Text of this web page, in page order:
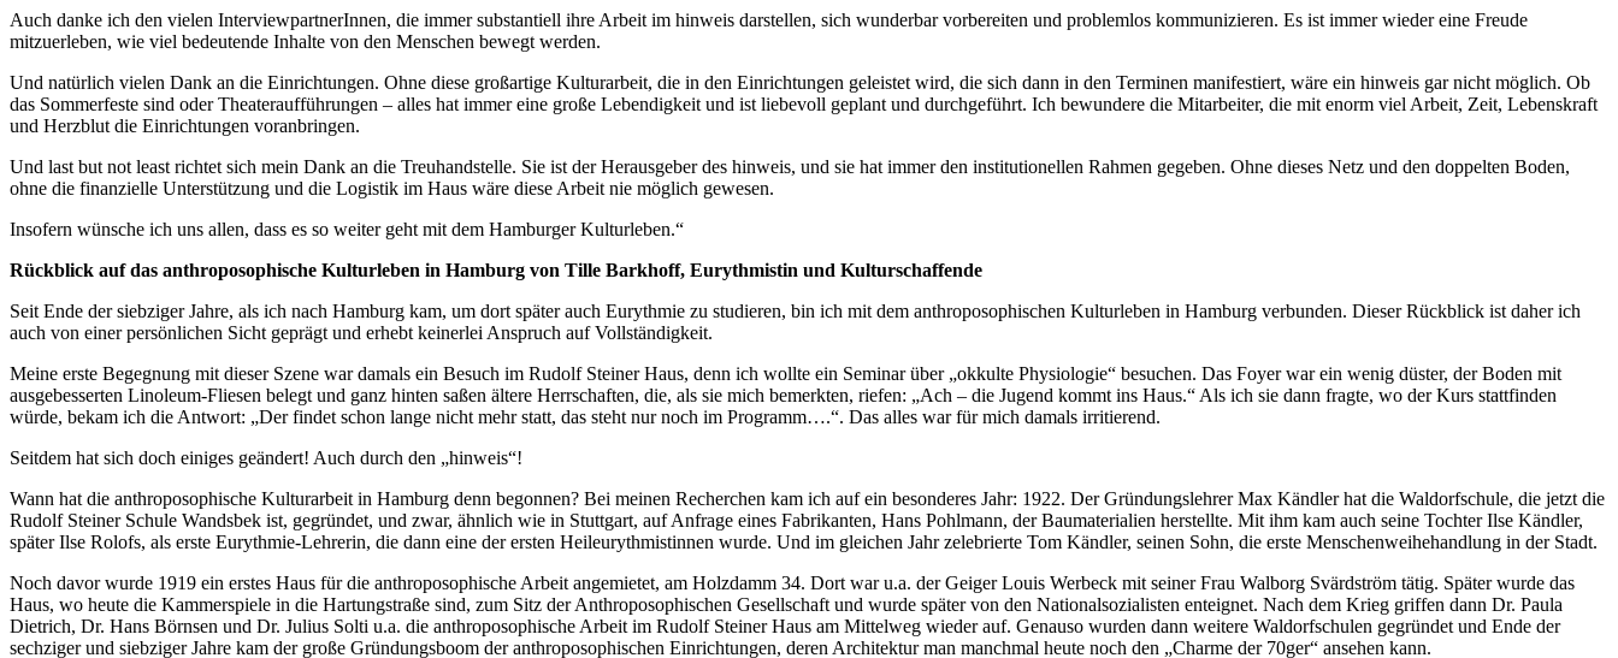
Auch danke ich den vielen InterviewpartnerInnen, die immer substantiell ihre Arbeit im hinweis darstellen, sich wunderbar vorbereiten und problemlos kommunizieren. Es ist immer wieder eine Freude
mitzuerleben, wie viel bedeutende Inhalte von den Menschen bewegt werden.
Und natürlich vielen Dank an die Einrichtungen. Ohne diese großartige Kulturarbeit, die in den Einrichtungen geleistet wird, die sich dann in den Terminen manifestiert, wäre ein hinweis gar nicht möglich. Ob
das Sommerfeste sind oder Theateraufführungen – alles hat immer eine große Lebendigkeit und ist liebevoll geplant und durchgeführt. Ich bewundere die Mitarbeiter, die mit enorm viel Arbeit, Zeit, Lebenskraft
und Herzblut die Einrichtungen voranbringen.
Und last but not least richtet sich mein Dank an die Treuhandstelle. Sie ist der Herausgeber des hinweis, und sie hat immer den institutionellen Rahmen gegeben. Ohne dieses Netz und den doppelten Boden,
ohne die finanzielle Unterstützung und die Logistik im Haus wäre diese Arbeit nie möglich gewesen.
Insofern wünsche ich uns allen, dass es so weiter geht mit dem Hamburger Kulturleben.“
Rückblick auf das anthroposophische Kulturleben in Hamburg von Tille Barkhoff, Eurythmistin und Kulturschaffende
Seit Ende der siebziger Jahre, als ich nach Hamburg kam, um dort später auch Eurythmie zu studieren, bin ich mit dem anthroposophischen Kulturleben in Hamburg verbunden. Dieser Rückblick ist daher ich
auch von einer persönlichen Sicht geprägt und erhebt keinerlei Anspruch auf Vollständigkeit.
Meine erste Begegnung mit dieser Szene war damals ein Besuch im Rudolf Steiner Haus, denn ich wollte ein Seminar über „okkulte Physiologie“ besuchen. Das Foyer war ein wenig düster, der Boden mit
ausgebesserten Linoleum-Fliesen belegt und ganz hinten saßen ältere Herrschaften, die, als sie mich bemerkten, riefen: „Ach – die Jugend kommt ins Haus.“ Als ich sie dann fragte, wo der Kurs stattfinden
würde, bekam ich die Antwort: „Der findet schon lange nicht mehr statt, das steht nur noch im Programm….“. Das alles war für mich damals irritierend.
Seitdem hat sich doch einiges geändert! Auch durch den „hinweis“!
Wann hat die anthroposophische Kulturarbeit in Hamburg denn begonnen? Bei meinen Recherchen kam ich auf ein besonderes Jahr: 1922. Der Gründungslehrer Max Kändler hat die Waldorfschule, die jetzt die
Rudolf Steiner Schule Wandsbek ist, gegründet, und zwar, ähnlich wie in Stuttgart, auf Anfrage eines Fabrikanten, Hans Pohlmann, der Baumaterialien herstellte. Mit ihm kam auch seine Tochter Ilse Kändler,
später Ilse Rolofs, als erste Eurythmie-Lehrerin, die dann eine der ersten Heileurythmistinnen wurde. Und im gleichen Jahr zelebrierte Tom Kändler, seinen Sohn, die erste Menschenweihehandlung in der Stadt.
Noch davor wurde 1919 ein erstes Haus für die anthroposophische Arbeit angemietet, am Holzdamm 34. Dort war u.a. der Geiger Louis Werbeck mit seiner Frau Walborg Svärdström tätig. Später wurde das
Haus, wo heute die Kammerspiele in die Hartungstraße sind, zum Sitz der Anthroposophischen Gesellschaft und wurde später von den Nationalsozialisten enteignet. Nach dem Krieg griffen dann Dr. Paula
Dietrich, Dr. Hans Börnsen und Dr. Julius Solti u.a. die anthroposophische Arbeit im Rudolf Steiner Haus am Mittelweg wieder auf. Genauso wurden dann weitere Waldorfschulen gegründet und Ende der
sechziger und siebziger Jahre kam der große Gründungsboom der anthroposophischen Einrichtungen, deren Architektur man manchmal heute noch den „Charme der 70ger“ ansehen kann.